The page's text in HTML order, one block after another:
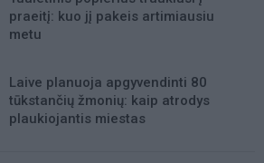
praeitį: kuo jį pakeis artimiausiu
metu
Laive planuoja apgyvendinti 80
tūkstančių žmonių: kaip atrodys
plaukiojantis miestas